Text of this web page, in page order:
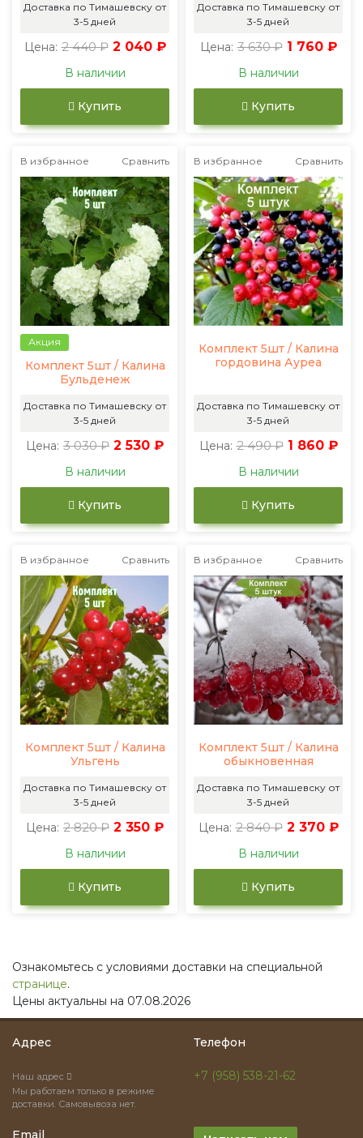
Доставка по Тимашевску от
3-5 дней
Цена: 2 440 ₽ 2 040 ₽
В наличии
Купить
Доставка по Тимашевску от
3-5 дней
Цена: 3 630 ₽ 1 760 ₽
В наличии
Купить
В избранное Сравнить
Акция
Комплект 5шт / Калина
Бульденеж
Доставка по Тимашевску от
3-5 дней
Цена: 3 030 ₽ 2 530 ₽
В наличии
Купить
В избранное Сравнить
Комплект 5шт / Калина
гордовина Ауреа
Доставка по Тимашевску от
3-5 дней
Цена: 2 490 ₽ 1 860 ₽
В наличии
Купить
В избранное Сравнить
Комплект 5шт / Калина
Ульгень
Доставка по Тимашевску от
3-5 дней
Цена: 2 820 ₽ 2 350 ₽
В наличии
Купить
В избранное Сравнить
Комплект 5шт / Калина
обыкновенная
Доставка по Тимашевску от
3-5 дней
Цена: 2 840 ₽ 2 370 ₽
В наличии
Купить
Ознакомьтесь с условиями доставки на специальной
странице.
Цены актуальны на 07.08.2026
Адрес
Наш адрес
Мы работаем только в режиме
доставки. Самовывоза нет.
Телефон
+7 (958) 538-21-62
Email